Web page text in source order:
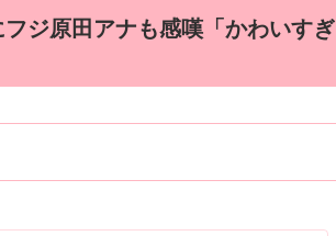
ジ原田アナも感嘆「かわいすぎ